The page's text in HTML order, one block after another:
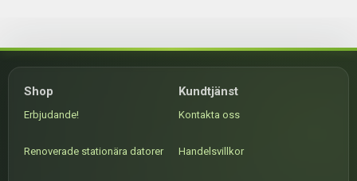
Shop
Erbjudande!
Renoverade stationära datorer
Kundtjänst
Kontakta oss
Handelsvillkor